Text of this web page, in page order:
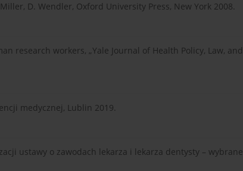
D. Wendler, Oxford University Press, New York 2008.
research workers, „Yale Journal of Health Policy, Law, and
medycznej, Lublin 2019.
ustawy o zawodach lekarza i lekarza dentysty – wybrane